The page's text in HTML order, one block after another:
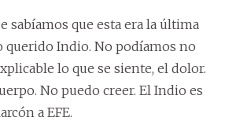
sabíamos que esta era la última
querido Indio. No podíamos no
lo que se siente, el dolor.
No puedo creer. El Indio es
a EFE.